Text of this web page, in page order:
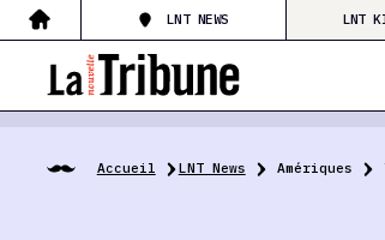
LNT NEWS LNT
Accueil LNT News Amériques